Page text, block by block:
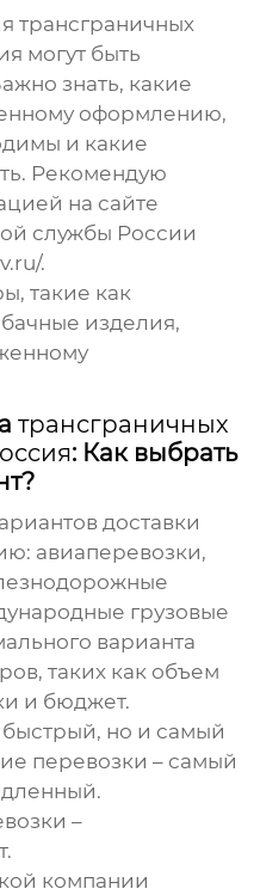
трансграничных
могут быть
знать, какие
оформлению,
и какие
Рекомендую
на сайте
службы России
.
такие как
изделия,
трансграничных
: Как выбрать
доставки
авиаперевозки,
грузовые
варианта
таких как объем
и бюджет.
но и самый
перевозки – самый
–
компании